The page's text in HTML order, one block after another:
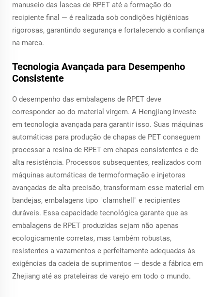
manuseio das lascas de RPET até a formação do
recipiente final — é realizada sob condições higiênicas
rigorosas, garantindo segurança e fortalecendo a confiança
na marca.
Tecnologia Avançada para Desempenho
Consistente
O desempenho das embalagens de RPET deve
corresponder ao do material virgem. A Hengjiang investe
em tecnologia avançada para garantir isso. Suas máquinas
automáticas para produção de chapas de PET conseguem
processar a resina de RPET em chapas consistentes e de
alta resistência. Processos subsequentes, realizados com
máquinas automáticas de termoformação e injetoras
avançadas de alta precisão, transformam esse material em
bandejas, embalagens tipo "clamshell" e recipientes
duráveis. Essa capacidade tecnológica garante que as
embalagens de RPET produzidas sejam não apenas
ecologicamente corretas, mas também robustas,
resistentes a vazamentos e perfeitamente adequadas às
exigências da cadeia de suprimentos — desde a fábrica em
Zhejiang até as prateleiras de varejo em todo o mundo.